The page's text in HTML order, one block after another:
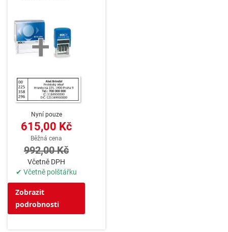
Nyní pouze
615,00 Kč
Běžná cena
992,00 Kč
Včetně DPH
✔ Včetně polštářku
Zobrazit
podrobnosti